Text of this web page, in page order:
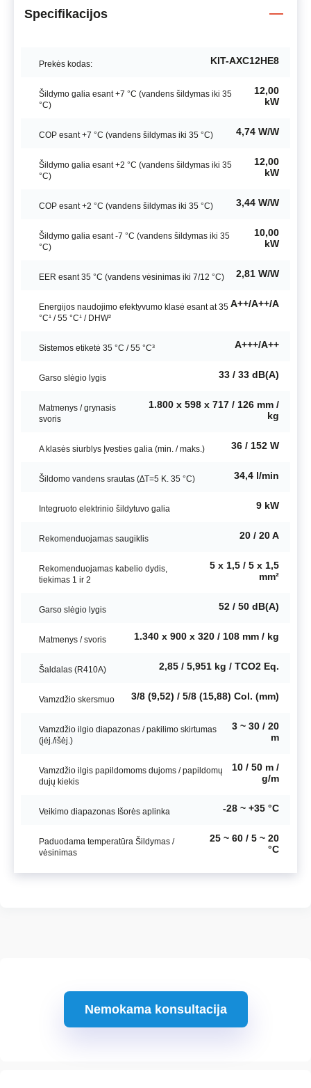
Specifikacijos
Prekės kodas: KIT-AXC12HE8
Šildymo galia esant +7 °C (vandens šildymas iki 35
°C)
12,00
kW
COP esant +7 °C (vandens šildymas iki 35 °C) 4,74 W/W
Šildymo galia esant +2 °C (vandens šildymas iki 35
°C)
12,00
kW
COP esant +2 °C (vandens šildymas iki 35 °C) 3,44 W/W
Šildymo galia esant -7 °C (vandens šildymas iki 35
°C)
10,00
kW
EER esant 35 °C (vandens vėsinimas iki 7/12 °C) 2,81 W/W
Energijos naudojimo efektyvumo klasė esant at 35
°C¹ / 55 °C¹ / DHW²
A++/A++/A
Sistemos etiketė 35 °C / 55 °C³ A+++/A++
Garso slėgio lygis 33 / 33 dB(A)
Matmenys / grynasis
svoris
1.800 x 598 x 717 / 126 mm /
kg
A klasės siurblys Įvesties galia (min. / maks.) 36 / 152 W
Šildomo vandens srautas (∆T=5 K. 35 °C) 34,4 l/min
Integruoto elektrinio šildytuvo galia 9 kW
Rekomenduojamas saugiklis 20 / 20 A
Rekomenduojamas kabelio dydis,
tiekimas 1 ir 2
5 x 1,5 / 5 x 1,5
mm²
Garso slėgio lygis 52 / 50 dB(A)
Matmenys / svoris 1.340 x 900 x 320 / 108 mm / kg
Šaldalas (R410A) 2,85 / 5,951 kg / TCO2 Eq.
Vamzdžio skersmuo 3/8 (9,52) / 5/8 (15,88) Col. (mm)
Vamzdžio ilgio diapazonas / pakilimo skirtumas
(įėj./išėj.)
3 ~ 30 / 20
m
Vamzdžio ilgis papildomoms dujoms / papildomų
dujų kiekis
10 / 50 m /
g/m
Veikimo diapazonas Išorės aplinka -28 ~ +35 °C
Paduodama temperatūra Šildymas /
vėsinimas
25 ~ 60 / 5 ~ 20
°C
Nemokama konsultacija